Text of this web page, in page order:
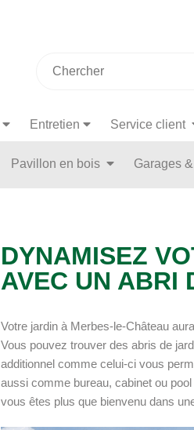
Entretien Service client
Pavillon en bois Garages
DYNAMISEZ
AVEC UN ABRI
Votre jardin à Merbes-le-Château
Vous pouvez trouver des abris de
additionnel comme celui-ci vous
aussi comme bureau, cabinet ou
vous êtes plus que bienvenu dans